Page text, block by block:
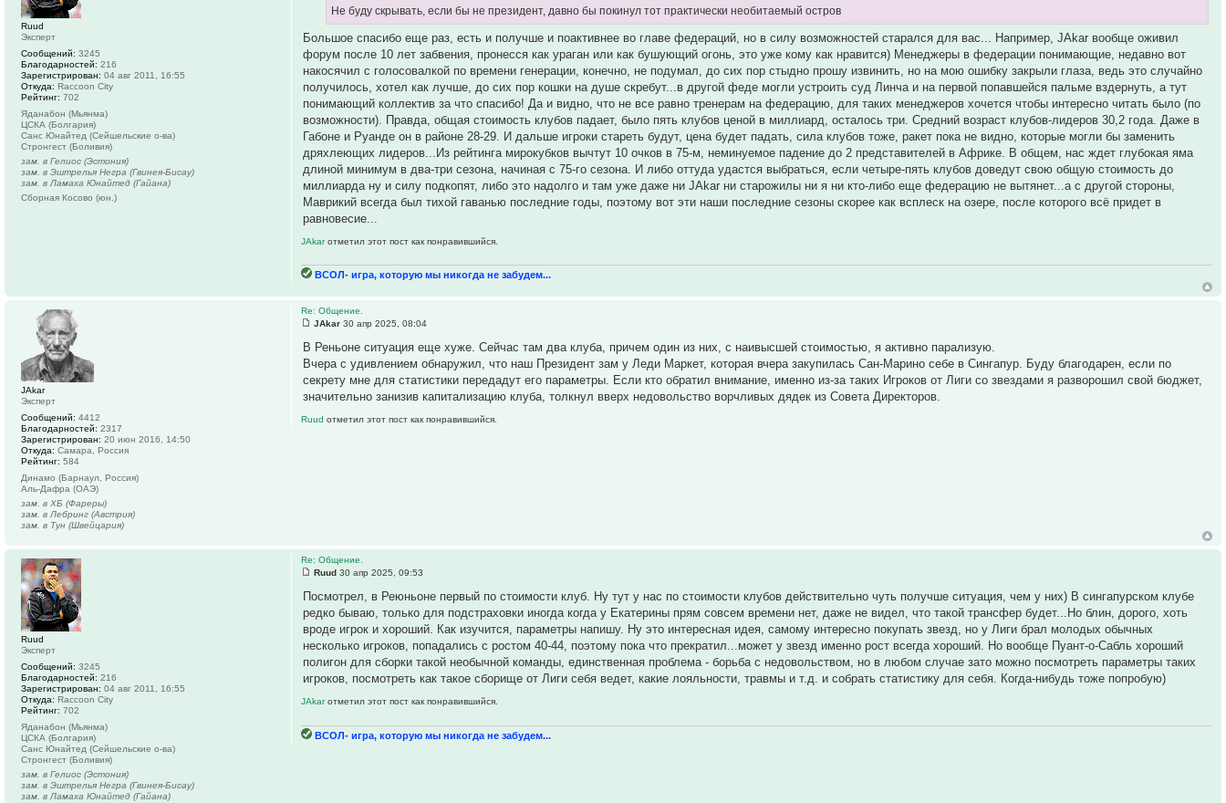
Не буду скрывать, если бы не президент, давно бы покинул тот практически необитаемый остров
Большое спасибо еще раз, есть и получше и поактивнее во главе федераций, но в силу возможностей старался для вас... Например, JAkar вообще оживил
форум после 10 лет забвения, пронесся как ураган или как бушующий огонь, это уже кому как нравится) Менеджеры в федерации понимающие, недавно вот
накосячил с голосовалкой по времени генерации, конечно, не подумал, до сих пор стыдно прошу извинить, но на мою ошибку закрыли глаза, ведь это случайно
получилось, хотел как лучше, до сих пор кошки на душе скребут...в другой феде могли устроить суд Линча и на первой попавшейся пальме вздернуть, а тут
понимающий коллектив за что спасибо! Да и видно, что не все равно тренерам на федерацию, для таких менеджеров хочется чтобы интересно читать было (по
возможности). Правда, общая стоимость клубов падает, было пять клубов ценой в миллиард, осталось три. Средний возраст клубов-лидеров 30,2 года. Даже в
Габоне и Руанде он в районе 28-29. И дальше игроки стареть будут, цена будет падать, сила клубов тоже, ракет пока не видно, которые могли бы заменить
дряхлеющих лидеров...Из рейтинга мирокубков вычтут 10 очков в 75-м, неминуемое падение до 2 представителей в Африке. В общем, нас ждет глубокая яма
длиной минимум в два-три сезона, начиная с 75-го сезона. И либо оттуда удастся выбраться, если четыре-пять клубов доведут свою общую стоимость до
миллиарда ну и силу подкопят, либо это надолго и там уже даже ни JAkar ни старожилы ни я ни кто-либо еще федерацию не вытянет...а с другой стороны,
Маврикий всегда был тихой гаванью последние годы, поэтому вот эти наши последние сезоны скорее как всплеск на озере, после которого всё придет в
равновесие...
JAkarотметил этот пост как понравившийся.
ВСОЛ- игра, которую мы никогда не забудем...
Ruud
Эксперт
Сообщений: 3245
Благодарностей: 216
Зарегистрирован: 04 авг 2011, 16:55
Откуда: Raccoon City
Рейтинг: 702
Яданабон (Мьянма)
ЦСКА (Болгария)
Санс Юнайтед (Сейшельские о-ва)
Стронгест (Боливия)
зам. в Гелиос (Эстония)
зам. в Эштрелья Негра (Гвинея-Бисау)
зам. в Ламаха Юнайтед (Гайана)
Сборная Косово (юн.)
Re: Общение.
JAkar 30 апр 2025, 08:04
В Реньоне ситуация еще хуже. Сейчас там два клуба, причем один из них, с наивысшей стоимостью, я активно парализую.
Вчера с удивлением обнаружил, что наш Президент зам у Леди Маркет, которая вчера закупилась Сан-Марино себе в Сингапур. Буду благодарен, если по
секрету мне для статистики передадут его параметры. Если кто обратил внимание, именно из-за таких Игроков от Лиги со звездами я разворошил свой бюджет,
значительно занизив капитализацию клуба, толкнул вверх недовольство ворчливых дядек из Совета Директоров.
Ruudотметил этот пост как понравившийся.
JAkar
Эксперт
Сообщений: 4412
Благодарностей: 2317
Зарегистрирован: 20 июн 2016, 14:50
Откуда: Самара, Россия
Рейтинг: 584
Динамо (Барнаул, Россия)
Аль-Дафра (ОАЭ)
зам. в ХБ (Фареры)
зам. в Лебринг (Австрия)
зам. в Тун (Швейцария)
Re: Общение.
Ruud 30 апр 2025, 09:53
Посмотрел, в Реюньоне первый по стоимости клуб. Ну тут у нас по стоимости клубов действительно чуть получше ситуация, чем у них) В сингапурском клубе
редко бываю, только для подстраховки иногда когда у Екатерины прям совсем времени нет, даже не видел, что такой трансфер будет...Но блин, дорого, хоть
вроде игрок и хороший. Как изучится, параметры напишу. Ну это интересная идея, самому интересно покупать звезд, но у Лиги брал молодых обычных
несколько игроков, попадались с ростом 40-44, поэтому пока что прекратил...может у звезд именно рост всегда хороший. Но вообще Пуант-о-Сабль хороший
полигон для сборки такой необычной команды, единственная проблема - борьба с недовольством, но в любом случае зато можно посмотреть параметры таких
игроков, посмотреть как такое сборище от Лиги себя ведет, какие лояльности, травмы и т.д. и собрать статистику для себя. Когда-нибудь тоже попробую)
JAkarотметил этот пост как понравившийся.
ВСОЛ- игра, которую мы никогда не забудем...
Ruud
Эксперт
Сообщений: 3245
Благодарностей: 216
Зарегистрирован: 04 авг 2011, 16:55
Откуда: Raccoon City
Рейтинг: 702
Яданабон (Мьянма)
ЦСКА (Болгария)
Санс Юнайтед (Сейшельские о-ва)
Стронгест (Боливия)
зам. в Гелиос (Эстония)
зам. в Эштрелья Негра (Гвинея-Бисау)
зам. в Ламаха Юнайтед (Гайана)